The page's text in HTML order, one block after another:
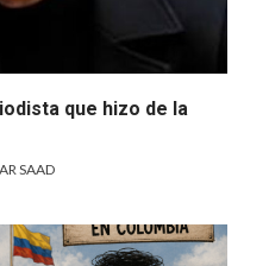
que hizo de la
SAAD